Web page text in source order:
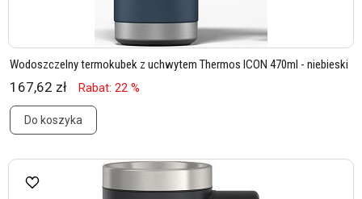
Wodoszczelny termokubek z uchwytem Thermos ICON 470ml - niebieski
167,62 zł Rabat: 22 %
Do koszyka